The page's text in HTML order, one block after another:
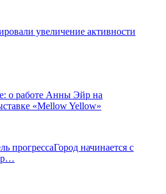
увеличение активности
о работе Анны Эйр на
«Mellow Yellow»
прогрессаГород начинается с